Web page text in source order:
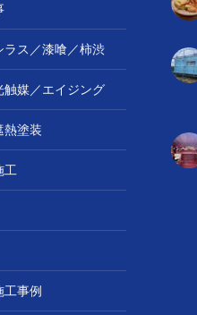
ラス／漆喰／柿渋
触媒／エイジング
熱塗装
工
工事例